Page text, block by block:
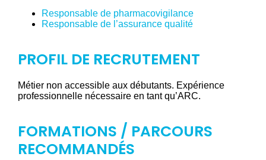
Responsable de pharmacovigilance
Responsable de l’assurance qualité
PROFIL DE RECRUTEMENT
Métier non accessible aux débutants. Expérience
professionnelle nécessaire en tant qu’ARC.
FORMATIONS / PARCOURS
RECOMMANDÉS